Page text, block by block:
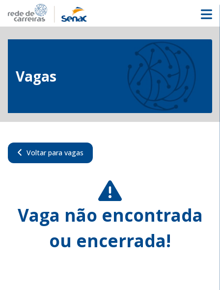
Vagas
Voltar para vagas
Vaga não encontrada
ou encerrada!